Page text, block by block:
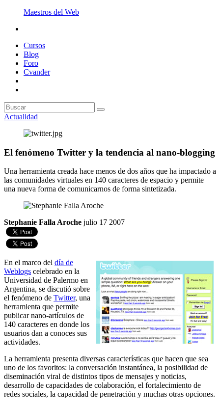
Maestros del Web
Cursos
Blog
Foro
Cvander
Actualidad
El fenómeno Twitter y la tendencia al nano-blogging
Una herramienta creada hace menos de dos años que ha impactado a
las comunidades virtuales en 140 caracteres de espacio y permite
una nueva forma de comunicarnos de forma sintetizada.
Stephanie Falla Aroche julio 17 2007
En el marco del día de
Weblogs celebrado en la
Universidad de Palermo en
Argentina, se discutió sobre
el fenómeno de Twitter, una
herramienta que permite
publicar nano-artículos de
140 caracteres en donde los
usuarios dan a conoces sus
actividades.
La herramienta presenta diversas características que hacen que sea
uno de los favoritos: la conversación instantánea, la posibilidad de
diseminación viral de distintos tipos de mensajes y noticias,
desarrollo de capacidades de colaboración, el fortalecimiento de
redes sociales, la capacidad de penetración y muchas otras opciones.